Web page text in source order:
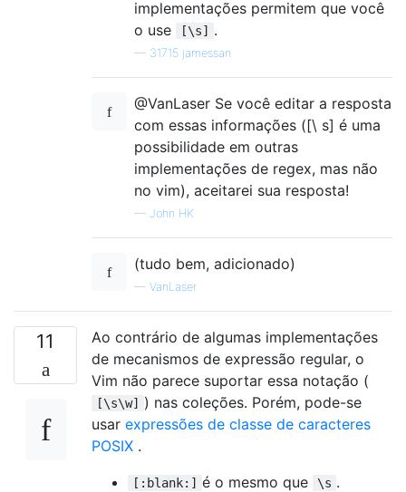
implementações permitem que você
o use
[\s] .
— 31715 jamessan
@VanLaser Se você editar a resposta
com essas informações ([\ s] é uma
possibilidade em outras
implementações de regex, mas não
no vim), aceitarei sua resposta!
— John HK
(tudo bem, adicionado)
— VanLaser
11
Ao contrário de algumas implementações
de mecanismos de expressão regular, o
Vim não parece suportar essa notação (
[\s\w] ) nas coleções. Porém, pode-se
usar expressões de classe de caracteres
POSIX .
[:blank:] é o mesmo que \s .